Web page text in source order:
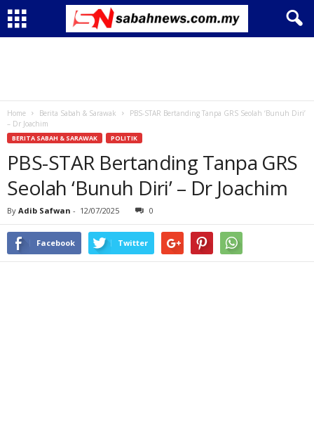
Home Berita Sabah & Sarawak
PBS-STAR Bertanding Tanpa GRS Seolah ‘Bunuh Diri’
– Dr Joachim
BERITA SABAH & SARAWAK POLITIK
PBS-STAR Bertanding Tanpa GRS
Seolah ‘Bunuh Diri’ – Dr Joachim
By Adib Safwan - 12/07/2025 0
Facebook Twitter